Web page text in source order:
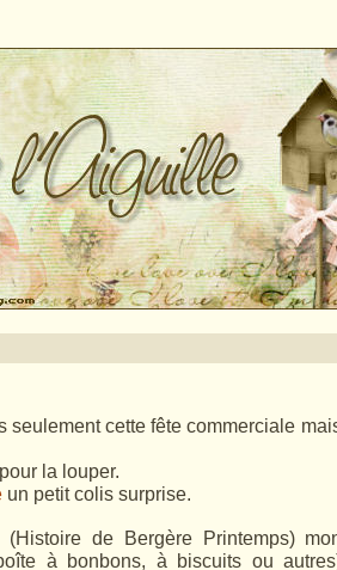
seulement cette fête commerciale
la louper.
un petit colis surprise.
de Bergère Printemps)
à bonbons, à biscuits ou